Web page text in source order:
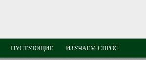
ПУСТУЮЩИЕ ИЗУЧАЕМ СПРОС